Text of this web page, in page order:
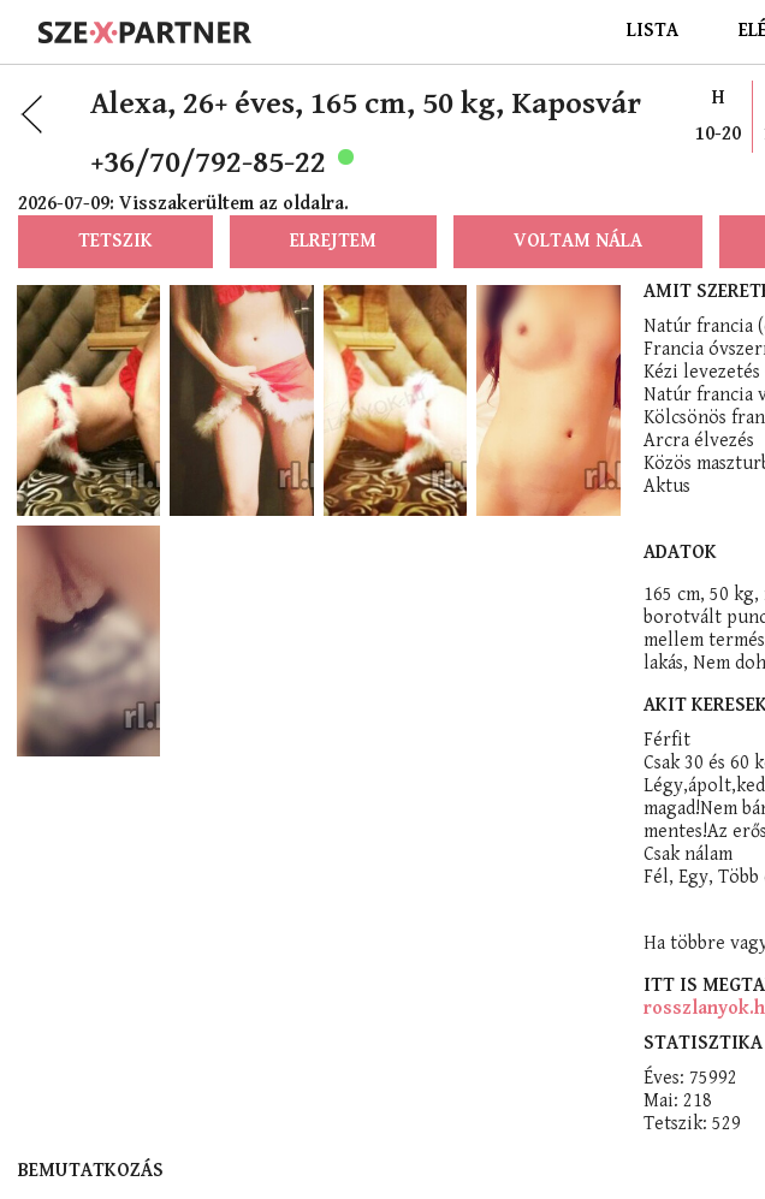
LISTA
Alexa, 26+ éves, 165 cm, 50 kg, Kaposvár
+36/70/792-85-22
H
10-20
2026-07-09: Visszakerültem az oldalra.
TETSZIK
ELREJTEM VOLTAM NÁLA
AMIT
Natúr francia
Francia
Kézi levezetés
Natúr francia
Kölcsönös
Arcra élvezés
Közös
Aktus
ADATOK
165 cm, 50
borotvált
mellem
lakás, Nem
AKIT
Férfit
Csak 30 és 60
magad!Nem
mentes!Az
Csak nálam
Fél, Egy,
Ha többre
ITT IS
STATISZTIKA
Éves: 75992
Mai: 218
Tetszik: 529
BEMUTATKOZÁS